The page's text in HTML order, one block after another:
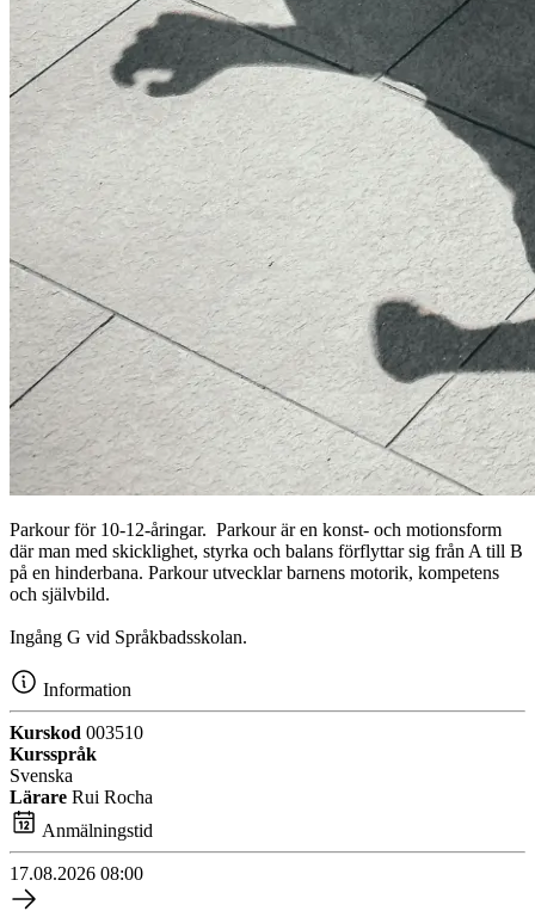
Parkour för 10-12-åringar. Parkour är en konst- och motionsform
där man med skicklighet, styrka och balans förflyttar sig från A till B
på en hinderbana. Parkour utvecklar barnens motorik, kompetens
och självbild.
Ingång G vid Språkbadsskolan.
Information
Kurskod 003510
Kursspråk
Svenska
Lärare Rui Rocha
Anmälningstid
17.08.2026 08:00